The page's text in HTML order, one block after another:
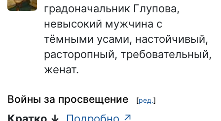
градоначальник Глупова,
невысокий мужчина с
тёмными усами, настойчивый,
расторопный, требовательный,
женат.
Войны за просвещение [ред.]
Кратко ↓ Подробно ↗